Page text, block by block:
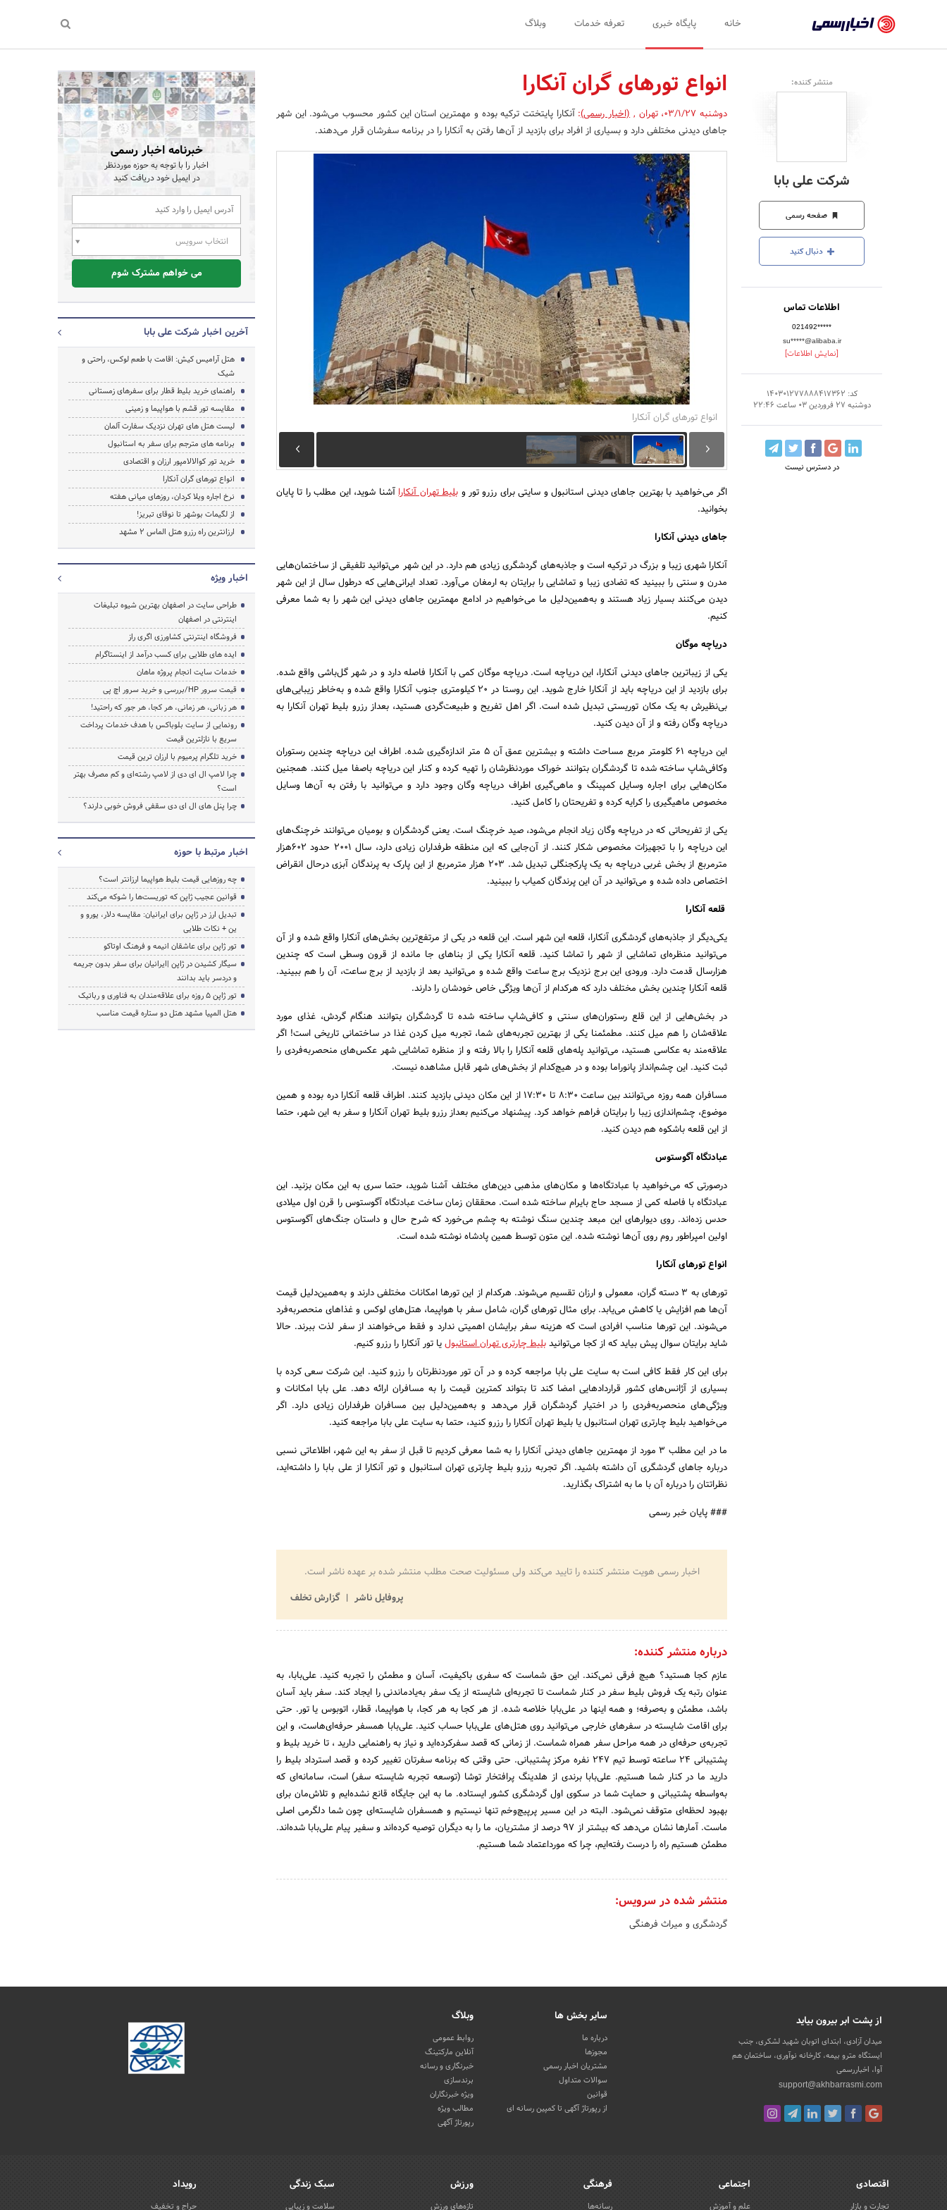
رسمی
-
اخبار
شرکت‌ها،
سازمان‌ها
و
روابط
عمومی‌ها
خانه پایگاه خبری تعرفه خدمات وبلاگ
منتشر کننده:
شرکت علی بابا
صفحه رسمی
دنبال کنید
اطلاعات تماس
021492*****
su*****@alibaba.ir
[نمایش اطلاعات]
کد: 140301277888417362
دوشنبه 27 فروردین 03 ساعت 22:46
در دسترس نیست
انواع تورهای گران آنکارا
دوشنبه 03/1/27 ،تهران ,(اخبار رسمی):آنکارا پایتختت ترکیه بوده و مهمترین استان این کشور محسوب می‌شود. این شهر
جاهای دیدنی مختلفی دارد و بسیاری از افراد برای بازدید از آن‌ها رفتن به آنکارا را در برنامه سفرشان قرار می‌دهند.
انواع تورهای گران آنکارا
اگر می‌خواهید با بهترین جاهای دیدنی استانبول و سایتی برای رزرو تور وبلیط تهران آنکاراآشنا شوید، این مطلب را تا پایان
بخوانید.
جاهای دیدنی آنکارا
آنکارا شهری زیبا و بزرگ در ترکیه است و جاذبه‌های گردشگری زیادی هم دارد. در این شهر می‌توانید تلفیقی از ساختمان‌هایی
مدرن و سنتی را ببینید که تضادی زیبا و تماشایی را برایتان به ارمغان می‌آورد. تعداد ایرانی‌هایی که درطول سال از این شهر
دیدن می‌کنند بسیار زیاد هستند و به‌همین‌دلیل ما می‌خواهیم در ادامع مهمترین جاهای دیدنی این شهر را به شما معرفی
کنیم.
دریاچه موگان
یکی از زیباترین جاهای دیدنی آنکارا، این دریاچه است. دریاچه موگان کمی با آنکارا فاصله دارد و در شهر گل‌باشی واقع شده.
برای بازدید از این دریاچه باید از آنکارا خارج شوید. این روستا در 20 کیلومتری جنوب آنکارا واقع شده و به‌خاطر زیبایی‌های
بی‌نظیرش به یک مکان توریستی تبدیل شده است. اگر اهل تفریح و طبیعت‌گردی هستید، بعداز رزرو بلیط تهران آنکارا به
دریاچه وگان رفته و از آن دیدن کنید.
این دریاچه 61 کلومتر مربع مساحت داشته و بیشترین عمق آن 5 متر اندازه‌گیری شده. اطراف این دریاچه چندین رستوران
وکافی‌شاپ ساخته شده تا گردشگران بتوانند خوراک موردنظرشان را تهیه کرده و کنار این دریاچه باصفا میل کنند. همجنین
مکان‌هایی برای اجاره وسایل کمپینگ و ماهی‌گیری اطراف دریاچه وگان وجود دارد و می‌توانید با رفتن به آن‌ها وسایل
مخصوص ماهیگیری را کرایه کرده و تفریحتان را کامل کنید.
یکی از تفریحاتی که در دریاچه وگان زیاد انجام می‌شود، صید خرچنگ است. یعنی گردشگران و بومیان می‌توانند خرچنگ‌های
این دریاچه را با تجهیزات مخصوص شکار کنند. از آن‌جایی که این منطقه طرفداران زیادی دارد، سال 2001 حدود 602هزار
مترمربع از بخش غربی دریاچه به یک پارکجنگلی تبدیل شد. 203 هزار مترمربع از این پارک به پرندگان آبزی درحال انقراض
اختصاص داده شده و می‌توانید در آن این پرندگان کمیاب را ببینید.
قلعه آنکارا
یکی‌دیگر از جاذبه‌های گردشگری آنکارا، قلعه این شهر است. این قلعه در یکی از مرتفع‌ترین بخش‌های آنکارا واقع شده و از آن
می‌توانید منظره‌ای تماشایی از شهر را تماشا کنید. قلعه آنکارا یکی از بناهای جا مانده از قرون وسطی است که چندین
هزارسال قدمت دارد. ورودی این برج نزدیک برج ساعت واقع شده و می‌توانید بعد از بازدید از برج ساعت، آن را هم ببینید.
قلعه آنکارا چندین بخش مختلف دارد که هرکدام از آن‌ها ویژگی خاص خودشان را دارند.
در بخش‌هایی از این قلع رستوران‌های سنتی و کافی‌شاپ ساخته شده تا گردشگران بتوانند هنگام گردش، غذای مورد
علاقه‌شان را هم میل کنند. مطمئمنا یکی از بهترین تجربه‌های شما، تجربه میل کردن غذا در ساختمانی تاریخی است! اگر
علاقه‌مند به عکاسی هستید، می‌توانید پله‌های قلعه آنکارا را بالا رفته و از منظره تماشایی شهر عکس‌های منحصربه‌فردی را
ثبت کنید. این چشم‌انداز پانوراما بوده و در هیچ‌کدام از بخش‌های شهر قابل مشاهده نیست.
مسافران همه روزه می‌توانند بین ساعت 8:30 تا 17:30 از این مکان دیدنی بازدید کنند. اطراف قلعه آنکارا دره‌ بوده و همین
موضوع، چشم‌اندازی زیبا را برایتان فراهم خواهد کرد. پیشنهاد می‌کنیم بعداز رزرو بلیط تهران آنکارا و سفر به این شهر، حتما
از این قلعه باشکوه هم دیدن کنید.
عبادتگاه آگوستوس
درصورتی که می‌خواهید با عبادتگاه‌ها و مکان‌های مذهبی دین‌های مختلف آشنا شوید، حتما سری به این مکان بزنید. این
عبادتگاه با فاصله کمی از مسجد حاج بایرام ساخته شده است. محققان زمان ساخت عبادتگاه آگوستوس را قرن اول میلادی
حدس زده‌اند. روی دیوارهای این مبعد چندین سنگ نوشته به‌ چشم می‌خورد که شرح حال و داستان جنگ‌های آگوستوس
اولین امپراطور روم روی آن‌ها نوشته شده. این متون توسط همین پادشاه نوشته شده است.
انواع تورهای آنکارا
تورهای به 3 دسته گران، معمولی و ارزان تقسیم می‌شوند. هرکدام از این تورها امکانات مختلفی دارند و به‌همین‌دلیل قیمت
آن‌ها هم افزایش یا کاهش می‌یابد. برای مثال تورهای گران، شامل سفر با هواپیما، هتل‌های لوکس و غذاهای منحصربه‌فرد
می‌شوند. این تورها مناسب افرادی است که هزینه سفر برایشان اهمیتی ندارد و فقط می‌خواهند از سفر لذت ببرند. حالا
شاید برایتان سوال پیش بیاید که از کجا می‌توانیدبلیط چارتری تهران استانبولیا تور آنکارا را رزرو کنیم.
برای این‌ کار فقط کافی است به سایت علی بابا مراجعه کرده و در آن تور موردنظرتان را رزرو کنید. این شرکت سعی کرده با
بسیاری از آژانس‌های کشور قراردادهایی امضا کند تا بتواند کمترین قیمت را به مسافران ارائه دهد. علی بابا امکانات و
ویژگی‌های منحصربه‌فردی را در اختیار گردشگران قرار می‌دهد و به‌همین‌دلیل بین مسافران طرفداران زیادی دارد. اگر
می‌خواهید بلیط چارتری تهران استانبول یا بلیط تهران آنکارا را رزرو کنید، حتما به سایت علی بابا مراجعه کنید.
ما در این مطلب 3 مورد از مهمترین جاهای دیدنی آنکارا را به شما معرفی کردیم تا قبل از سفر به این شهر، اطلاعاتی نسبی
درباره جاهای گردشگری آن داشته باشید. اگر تجربه رزرو بلیط چارتری تهران استانبول و تور آنکارا از علی بابا را داشته‌اید،
نظراتتان را درباره آن با ما به اشتراک بگذارید.
### پایان خبر رسمی
اخبار رسمی هویت منتشر کننده را تایید می‌کند ولی مسئولیت صحت مطلب منتشر شده بر عهده ناشر است.
پروفایل ناشر
گزارش تخلف
درباره منتشر کننده:
عازم کجا هستید؟ هیچ فرقی نمی‌کند. این حق شماست که سفری باکیفیت، آسان و مطمئن را تجربه کنید. علی‌بابا، به
عنوان رتبه یک فروش بلیط سفر در کنار شماست تا تجربه‌ای شایسته از یک سفر به‌یادماندنی را ایجاد کند. سفر باید آسان
باشد، مطمئن و به‌صرفه؛ و همه اینها در علی‌بابا خلاصه شده. از هر کجا به هر کجا، با هواپیما، قطار، اتوبوس یا تور. حتی
برای اقامت شایسته در سفرهای خارجی می‌توانید روی هتل‌های علی‌بابا حساب کنید. علی‌بابا همسفر حرفه‌ای‌هاست، و این
تجربه‌ی حرفه‌ای در همه مراحل سفر همراه شماست. از زمانی که قصد سفرکرده‌اید و نیاز به راهنمایی دارید ، تا خرید بلیط و
پشتیبانی 24 ساعته توسط تیم 247 نفره مرکز پشتیبانی. حتی وقتی که برنامه سفرتان تغییر کرده و قصد استرداد بلیط را
دارید ما در کنار شما هستیم. علی‌بابا برندی از هلدینگ پرافتخار توشا (توسعه تجربه شایسته سفر) است، سامانه‌ای که
به‌واسطه پشتیبانی و حمایت شما در سکوی اول گردشگری کشور ایستاده. ما به این جایگاه قانع نشده‌ایم و تلاش‌مان برای
بهبود لحظه‌ای متوقف نمی‌شود. البته در این مسیر پرپیچ‌و‌خم تنها نیستیم و همسفران شایسته‌ای چون شما دلگرمی اصلی
ماست. آمارها نشان می‌دهد که بیشتر از 97 درصد از مشتریان، ما را به دیگران توصیه کرده‌اند و سفیر پیام علی‌بابا شده‌اند.
مطمئن هستیم راه را درست رفته‌ایم، چرا که مورداعتماد شما هستیم.
منتشر شده در سرویس:
گردشگری و میراث فرهنگی
خبرنامه اخبار رسمی
اخبار را با توجه به حوزه موردنظر
در ایمیل خود دریافت کنید
انتخاب سرویس
می خواهم مشترک شوم
آخرین اخبار شرکت علی بابا
هتل آرامیس کیش: اقامت با طعم لوکس، راحتی و
شیک
راهنمای خرید بلیط قطار برای سفرهای زمستانی
مقایسه تور قشم با هواپیما و زمینی
لیست هتل های تهران نزدیک سفارت آلمان
برنامه های مترجم برای سفر به استانبول
خرید تور کوالالامپور ارزان و اقتصادی
انواع تورهای گران آنکارا
نرخ اجاره ویلا کردان، روزهای میانی هفته
از لگیمات بوشهر تا نوقای تبریز!
ارزانترین راه رزرو هتل الماس 2 مشهد
اخبار ویژه
طراحی سایت در اصفهان بهترین شیوه تبلیغات
اینترنتی در اصفهان
فروشگاه اینترنتی کشاورزی اگری راز
ایده های طلایی برای کسب درآمد از اینستاگرام
خدمات سایت انجام پروژه ماهان
قیمت سرور HP/بررسی و خرید سرور اچ پی
هر زبانی، هر زمانی، هر کجا، هر جور که راحتید!
رونمایی از سایت بلوباکس با هدف خدمات پرداخت
سریع با نازلترین قیمت
خرید تلگرام پرمیوم با ارزان ترین قیمت
چرا لامپ ال ای دی از لامپ رشته‌ای و کم مصرف بهتر
است؟
چرا پنل های ال ای دی سقفی فروش خوبی دارند؟
اخبار مرتبط با حوزه
چه روزهایی قیمت بلیط هواپیما ارزانتر است؟
قوانین عجیب ژاپن که توریست‌ها را شوکه می‌کند
تبدیل ارز در ژاپن برای ایرانیان: مقایسه دلار، یورو و
ین + نکات طلایی
تور ژاپن برای عاشقان انیمه و فرهنگ اوتاکو
سیگار کشیدن در ژاپن |ایرانیان برای سفر بدون جریمه
و دردسر باید بدانند
تور ژاپن ۵ روزه برای علاقه‌مندان به فناوری و رباتیک
هتل المپیا مشهد هتل دو ستاره قیمت مناسب
از پشت ابر بیرون بیاید
میدان آزادی، ابتدای اتوبان شهید لشکری، جنب
ایستگاه مترو بیمه، کارخانه نوآوری، ساختمان هم
آوا، اخباررسمی
support@akhbarrasmi.com
سایر بخش ها
درباره ما
مجوزها
مشتریان اخبار رسمی
سوالات متداول
قوانین
از رپورتاژ آگهی تا کمپین رسانه ای
وبلاگ
روابط عمومی
آنلاین مارکتینگ
خبرنگاری و رسانه
برندسازی
ویژه خبرنگاران
مطالب ویژه
رپورتاژ آگهی
اقتصادی
تجارت و بازار
اجتماعی
علم و آموزش
فرهنگی
رسانه‌ها
ورزش
تازه‌های ورزش
سبک زندگی
سلامت و زیبایی
رویداد
حراج و تخفیف